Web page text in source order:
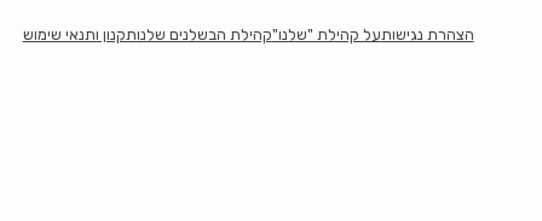
הצהרת נגישותעל קהילת "שלנו"קהילת הבשלנים שלנותקנון ותנאי שימוש